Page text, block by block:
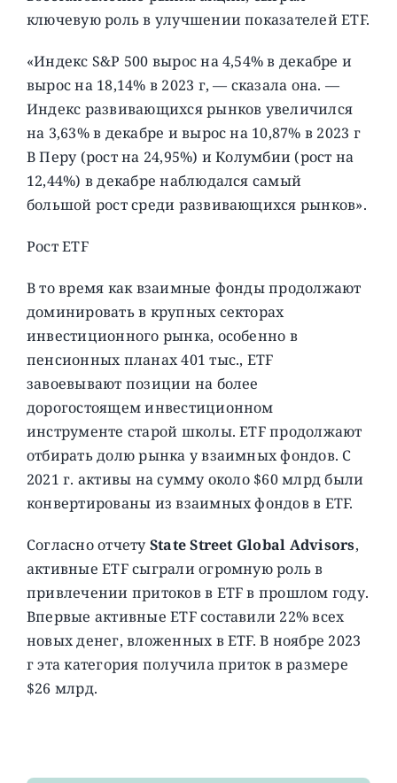
ключевую роль в улучшении показателей ETF.
«Индекс S&P 500 вырос на 4,54% в декабре и
вырос на 18,14% в 2023 г, — сказала она. —
Индекс развивающихся рынков увеличился
на 3,63% в декабре и вырос на 10,87% в 2023 г
В Перу (рост на 24,95%) и Колумбии (рост на
12,44%) в декабре наблюдался самый
большой рост среди развивающихся рынков».
Рост ETF
В то время как взаимные фонды продолжают
доминировать в крупных секторах
инвестиционного рынка, особенно в
пенсионных планах 401 тыс., ETF
завоевывают позиции на более
дорогостоящем инвестиционном
инструменте старой школы. ETF продолжают
отбирать долю рынка у взаимных фондов. С
2021 г. активы на сумму около $60 млрд были
конвертированы из взаимных фондов в ETF.
Согласно отчету State Street Global Advisors,
активные ETF сыграли огромную роль в
привлечении притоков в ETF в прошлом году.
Впервые активные ETF составили 22% всех
новых денег, вложенных в ETF. В ноябре 2023
г эта категория получила приток в размере
$26 млрд.